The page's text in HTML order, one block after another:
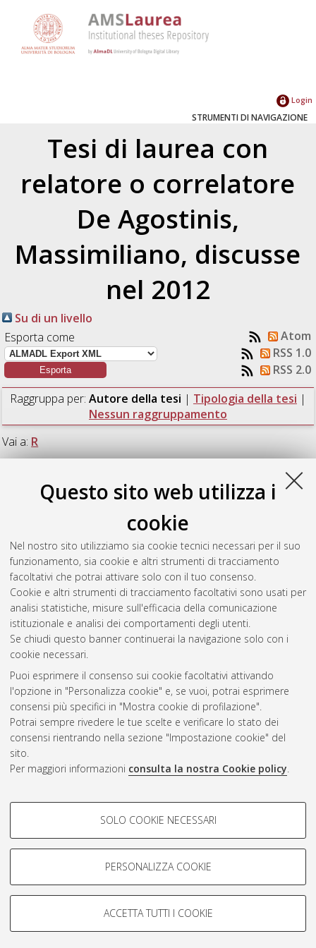
Questo sito web utilizza i
cookie
Nel nostro sito utilizziamo sia cookie tecnici necessari per il suo
funzionamento, sia cookie e altri strumenti di tracciamento
facoltativi che potrai attivare solo con il tuo consenso.
Cookie e altri strumenti di tracciamento facoltativi sono usati per
analisi statistiche, misure sull'efficacia della comunicazione
istituzionale e analisi dei comportamenti degli utenti.
Se chiudi questo banner continuerai la navigazione solo con i
cookie necessari.
Puoi esprimere il consenso sui cookie facoltativi attivando
l'opzione in "Personalizza cookie" e, se vuoi, potrai esprimere
consensi più specifici in "Mostra cookie di profilazione".
Potrai sempre rivedere le tue scelte e verificare lo stato dei
consensi rientrando nella sezione "Impostazione cookie" del
sito.
Per maggiori informazioni consulta la nostra Cookie policy.
COOKIE DI PROFILAZIONE -
Si tratta di cookie utilizzati per analizzare le caratteristiche della
navigazione degli utenti, creare profili in base al loro comportamento
Mostra cookie di profilazione
COOKIE TECNICI - NECESSARI
SOLO COOKIE NECESSARI
PERSONALIZZA COOKIE
ACCETTA TUTTI I COOKIE
Login
STRUMENTI DI NAVIGAZIONE
Tesi di laurea con
relatore o correlatore
De Agostinis,
Massimiliano, discusse
nel 2012
Su di un livello
Esporta come
Atom
RSS 1.0
RSS 2.0
Raggruppa per: Autore della tesi | Tipologia della tesi |
Nessun raggruppamento
Vai a: R
Rocchi, Gianluca(2012)Prove di piantaggio e spiantaggio su
provini unificati. [Laurea magistrale], Università di Bologna,
Corso di Studio inIngegneria meccanica [LM-DM270] - Forli'
Questa lista e' stata generata ilSun Aug 9 09:13:14 2026
CEST
Atom
Rss 1.0
Rss 2.0
AMS Laurea
Impostazioni Cookie
Informativa sulla privacy
Condizioni d’uso del sito